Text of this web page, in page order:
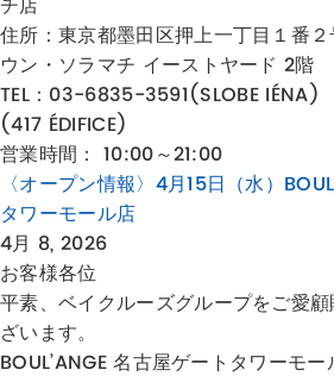
住所： 東京都墨田区押上一丁目１番
ウン・ソラマチ イーストヤード 2階
TEL： 03-6835-3591(SLOBE
(417 ÉDIFICE)
営業時間： 10:00～21:00
〈オープン情報〉4月15日（水）
タワーモール店
4月 8, 2026
お客様各位
平素、ベイクルーズグループをご愛
ざいます。
BOUL’ANGE 名古屋ゲートタワーモ